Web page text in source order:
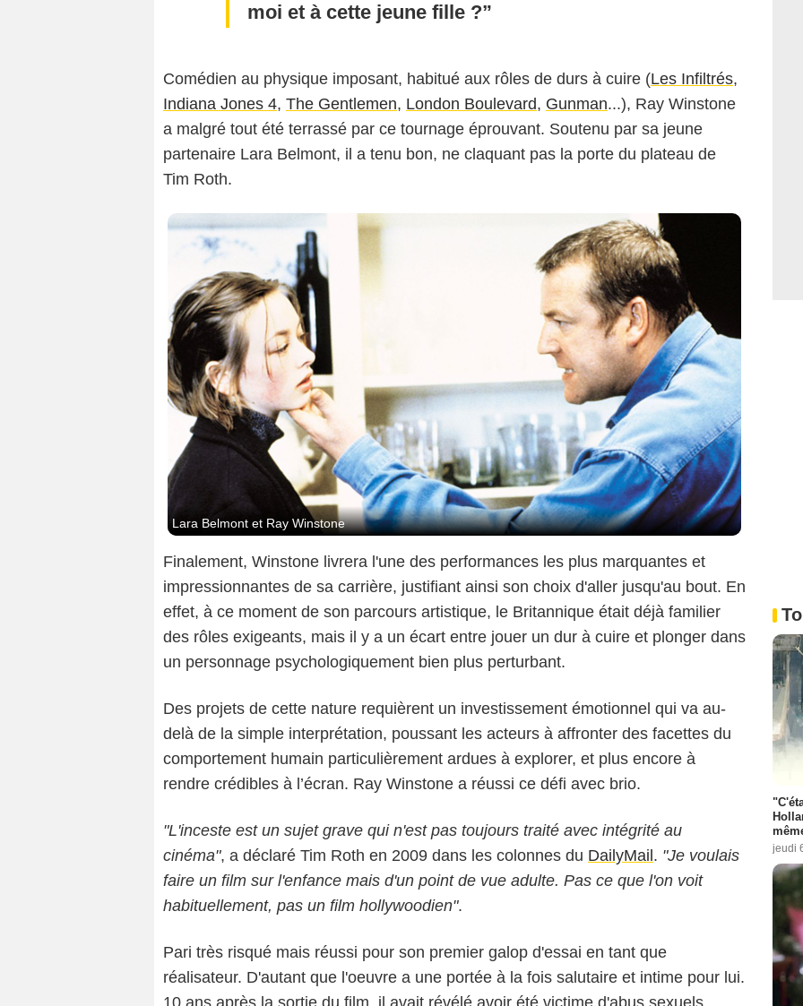
moi et à cette jeune fille ?
Comédien au physique imposant, habitué aux rôles de durs à cuire (Les Infiltrés,
Indiana Jones 4, The Gentlemen, London Boulevard, Gunman...), Ray Winstone
a malgré tout été terrassé par ce tournage éprouvant. Soutenu par sa jeune
partenaire Lara Belmont, il a tenu bon, ne claquant pas la porte du plateau de
Tim Roth.
Lara Belmont et Ray Winstone
Finalement, Winstone livrera l'une des performances les plus marquantes et
impressionnantes de sa carrière, justifiant ainsi son choix d'aller jusqu'au bout. En
effet, à ce moment de son parcours artistique, le Britannique était déjà familier
des rôles exigeants, mais il y a un écart entre jouer un dur à cuire et plonger dans
un personnage psychologiquement bien plus perturbant.
Des projets de cette nature requièrent un investissement émotionnel qui va au-
delà de la simple interprétation, poussant les acteurs à affronter des facettes du
comportement humain particulièrement ardues à explorer, et plus encore à
rendre crédibles à l’écran. Ray Winstone a réussi ce défi avec brio.
"L'inceste est un sujet grave qui n'est pas toujours traité avec intégrité au
cinéma", a déclaré Tim Roth en 2009 dans les colonnes du DailyMail. "Je voulais
faire un film sur l'enfance mais d'un point de vue adulte. Pas ce que l'on voit
habituellement, pas un film hollywoodien".
Pari très risqué mais réussi pour son premier galop d'essai en tant que
réalisateur. D'autant que l'oeuvre a une portée à la fois salutaire et intime pour lui.
10 ans après la sortie du film, il avait révélé avoir été victime d'abus sexuels
jeudi